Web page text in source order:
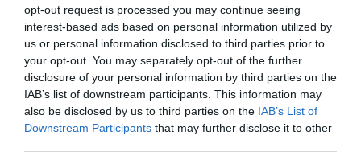
opt-out request is processed you may continue seeing
interest-based ads based on personal information utilized by
us or personal information disclosed to third parties prior to
your opt-out. You may separately opt-out of the further
disclosure of your personal information by third parties on the
IAB’s list of downstream participants. This information may
also be disclosed by us to third parties on the IAB’s List of
Downstream Participants that may further disclose it to other
KIRÁNDULÁS A
PANNONHALMI
ARBORÉTUMBA
2026-08-04
KIRÁNDULÁS PANNONHALMA
KÖRNYÉKÉN: TERMÉSZET,
SZŐLŐ ÉS KOMLÓ
TALÁLKOZÁSA
2026-08-04